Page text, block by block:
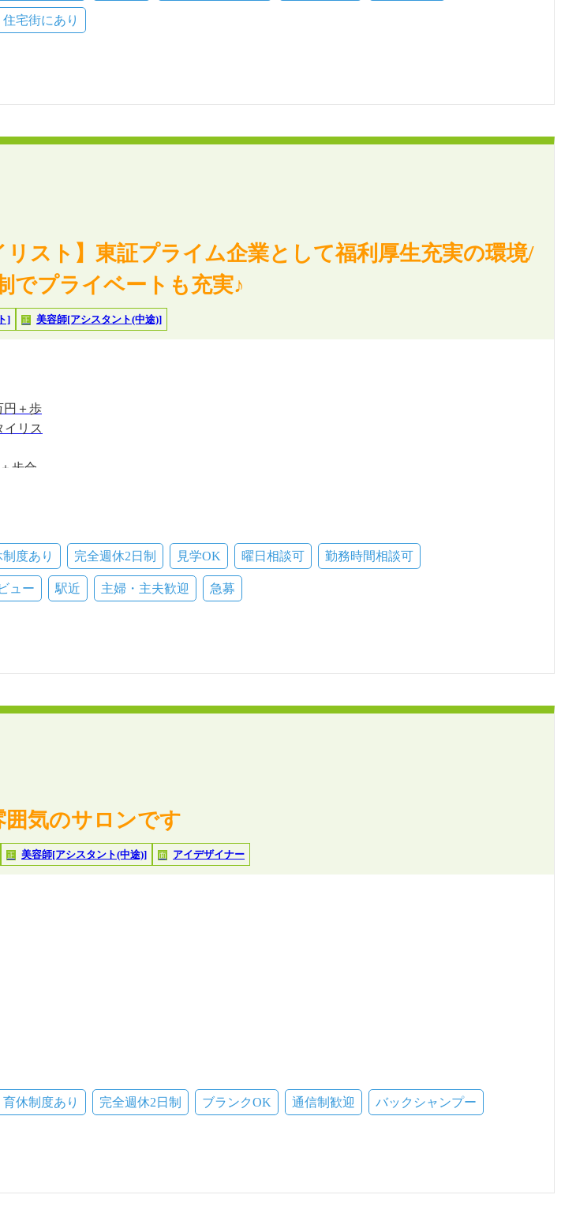
住宅街にあり
リスト】東証プライム企業として福利厚生充実の環境/
でプライベートも充実♪
] 正 美容師[アシスタント(中途)]
円＋歩
イリス
歩合
度あり 完全週休2日制 見学OK 曜日相談可 勤務時間相談可
ュー 駅近 主婦・主夫歓迎 急募
気のサロンです
正 美容師[アシスタント(中途)] 面 アイデザイナー
休制度あり 完全週休2日制 ブランクOK 通信制歓迎 バックシャンプー